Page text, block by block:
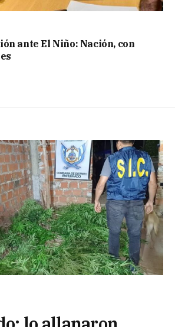
ante El Niño: Nación, con